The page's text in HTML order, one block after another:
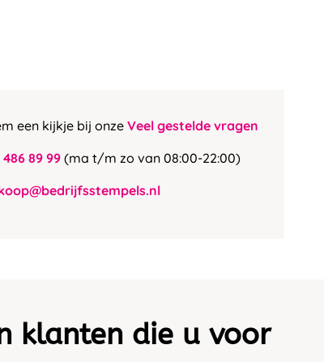
een kijkje bij onze Veel gestelde vragen
89 99(ma t/m zo van 08:00-22:00)
klanten die u voor